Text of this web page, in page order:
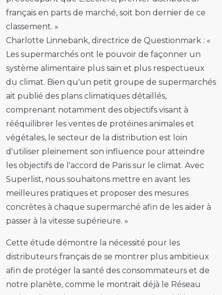
français en parts de marché, soit bon dernier de ce
classement. »
Charlotte Linnebank, directrice de Questionmark : «
Les supermarchés ont le pouvoir de façonner un
système alimentaire plus sain et plus respectueux
du climat. Bien qu'un petit groupe de supermarchés
ait publié des plans climatiques détaillés,
comprenant notamment des objectifs visant à
rééquilibrer les ventes de protéines animales et
végétales, le secteur de la distribution est loin
d'utiliser pleinement son influence pour atteindre
les objectifs de l'accord de Paris sur le climat. Avec
Superlist, nous souhaitons mettre en avant les
meilleures pratiques et proposer des mesures
concrètes à chaque supermarché afin de les aider à
passer à la vitesse supérieure. »
Cette étude démontre la nécessité pour les
distributeurs français de se montrer plus ambitieux
afin de protéger la santé des consommateurs et de
notre planète, comme le montrait déjà le Réseau